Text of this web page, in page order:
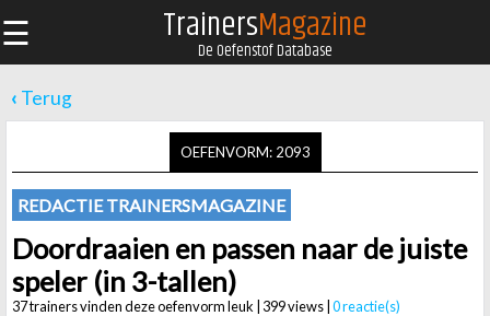
☰ TrainersMagazine
De Oefenstof Database
‹ Terug
OEFENVORM: 2093
REDACTIE TRAINERSMAGAZINE
Doordraaien en passen naar de juiste
speler (in 3-tallen)
37 trainers vinden deze oefenvorm leuk | 399 views | 0 reactie(s)